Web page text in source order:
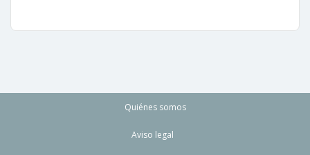
Quiénes somos
Aviso legal